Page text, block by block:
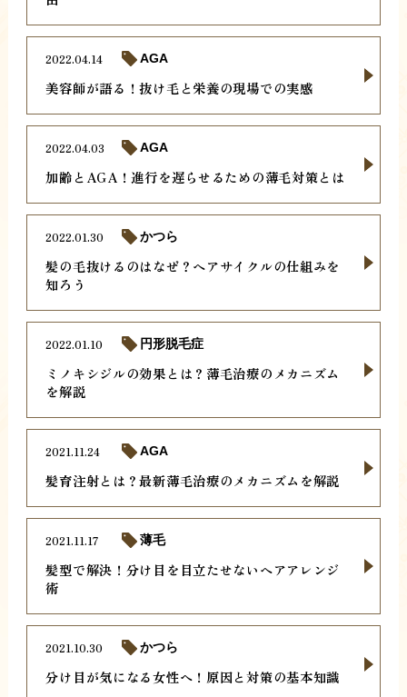
美容師が語る！抜け毛と栄養の現場での実感
2022.04.14 AGA
加齢とAGA！進行を遅らせるための薄毛対策とは
2022.04.03 AGA
髪の毛抜けるのはなぜ？ヘアサイクルの仕組みを
知ろう
2022.01.30 かつら
ミノキシジルの効果とは？薄毛治療のメカニズム
を解説
2022.01.10 円形脱毛症
髪育注射とは？最新薄毛治療のメカニズムを解説
2021.11.24 AGA
髪型で解決！分け目を目立たせないヘアアレンジ
術
2021.11.17 薄毛
分け目が気になる女性へ！原因と対策の基本知識
2021.10.30 かつら